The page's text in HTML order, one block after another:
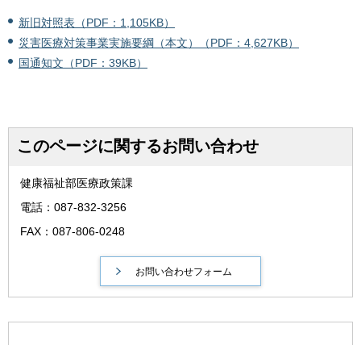
新旧対照表（PDF：1,105KB）
災害医療対策事業実施要綱（本文）（PDF：4,627KB）
国通知文（PDF：39KB）
このページに関するお問い合わせ
健康福祉部医療政策課
電話：087-832-3256
FAX：087-806-0248